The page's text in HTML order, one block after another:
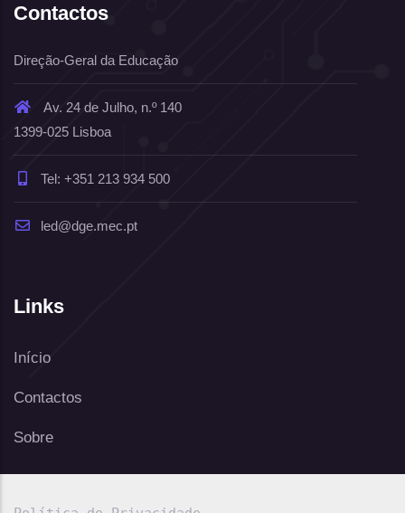
Contactos
Direção-Geral da Educação
Av. 24 de Julho, n.º 140
1399-025 Lisboa
Tel: +351 213 934 500
led@dge.mec.pt
Links
Início
Contactos
Sobre